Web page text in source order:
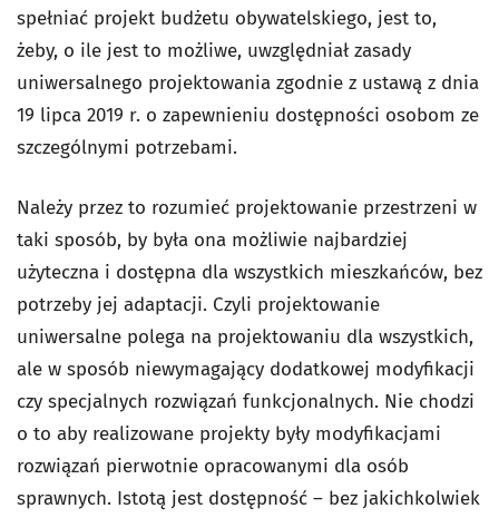
spełniać projekt budżetu obywatelskiego, jest to,
żeby, o ile jest to możliwe, uwzględniał zasady
uniwersalnego projektowania zgodnie z ustawą z dnia
19 lipca 2019 r. o zapewnieniu dostępności osobom ze
szczególnymi potrzebami.
Należy przez to rozumieć projektowanie przestrzeni w
taki sposób, by była ona możliwie najbardziej
użyteczna i dostępna dla wszystkich mieszkańców, bez
potrzeby jej adaptacji. Czyli projektowanie
uniwersalne polega na projektowaniu dla wszystkich,
ale w sposób niewymagający dodatkowej modyfikacji
czy specjalnych rozwiązań funkcjonalnych. Nie chodzi
o to aby realizowane projekty były modyfikacjami
rozwiązań pierwotnie opracowanymi dla osób
sprawnych. Istotą jest dostępność – bez jakichkolwiek